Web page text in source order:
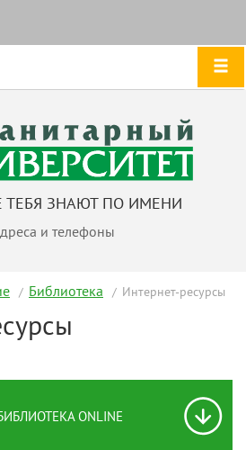
ТЕБЯ ЗНАЮТ ПО ИМЕНИ
и телефоны
Библиотека Интернет-ресурсы
ONLINE